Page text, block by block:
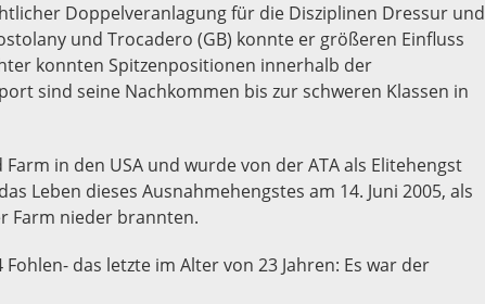
Doppelveranlagung für die Disziplinen Dressur und
und Trocadero (GB) konnte er größeren Einfluss
konnten Spitzenpositionen innerhalb der
sind seine Nachkommen bis zur schweren Klassen in
in den USA und wurde von der ATA als Elitehengst
Leben dieses Ausnahmehengstes am 14. Juni 2005, als
Farm nieder brannten.
das letzte im Alter von 23 Jahren: Es war der